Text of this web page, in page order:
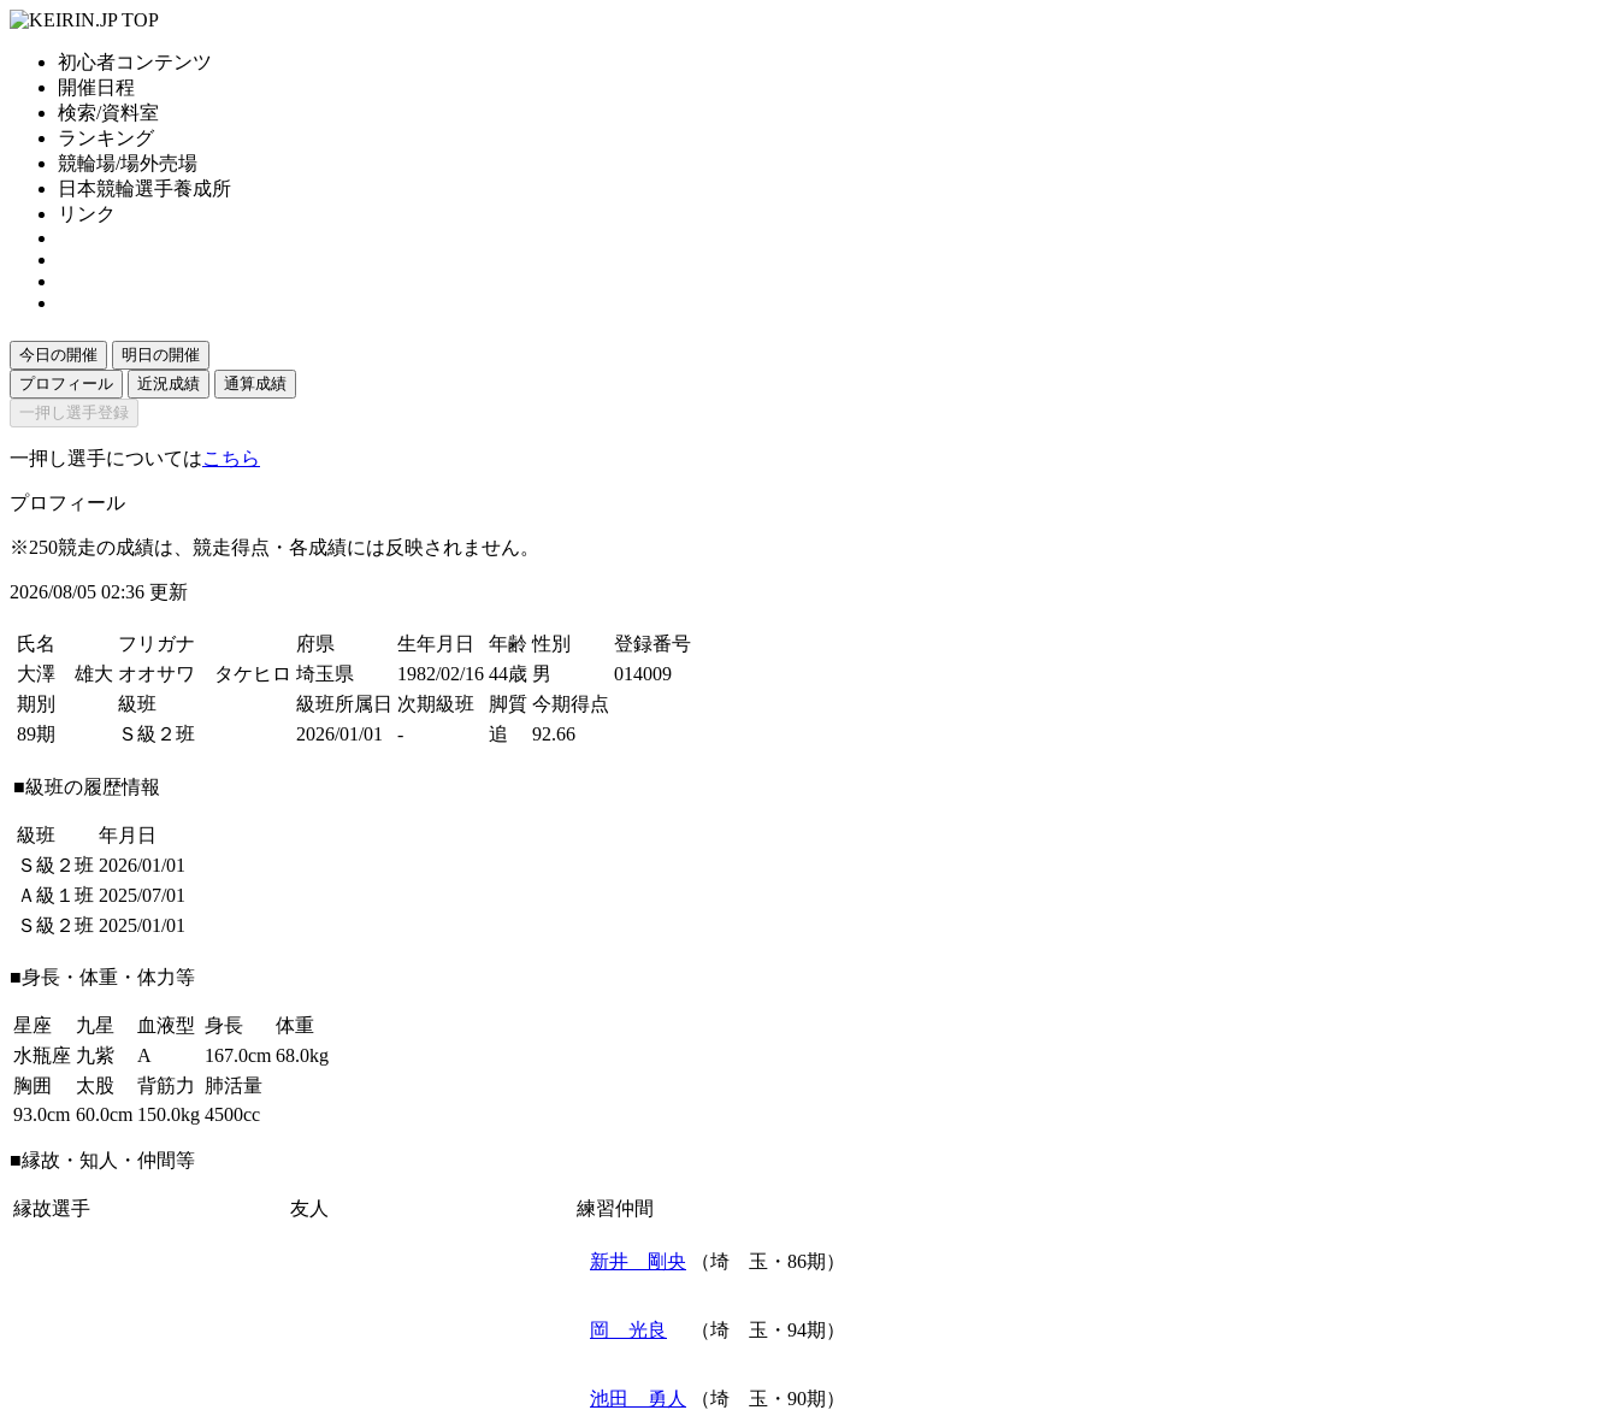
初心者コンテンツ
開催日程
検索/資料室
ランキング
競輪場/場外売場
日本競輪選手養成所
リンク
今日の開催
明日の開催
プロフィール
近況成績
通算成績
一押し選手登録
一押し選手についてはこちら
プロフィール
※250競走の成績は、競走得点・各成績には反映されません。
2026/08/05 02:36 更新
氏名 フリガナ 府県 生年月日 年齢 性別
登録番号
大澤 雄大 オオサワ タケヒロ 埼玉県 1982/02/16 44歳 男
014009
期別
級班 級班所属日 次期級班 脚質 今期得点
89期
Ｓ級２班 2026/01/01 - 追 92.66
■級班の履歴情報
級班
年月日
Ｓ級２班 2026/01/01
Ａ級１班 2025/07/01
Ｓ級２班 2025/01/01
■身長・体重・体力等
星座 九星 血液型 身長
体重
水瓶座 九紫 A 167.0cm 68.0kg
胸囲
太股 背筋力
肺活量
93.0cm 60.0cm 150.0kg 4500cc
■縁故・知人・仲間等
縁故選手 友人 練習仲間
新井 剛央 （埼 玉・86期）
岡 光良 （埼 玉・94期）
池田 勇人 （埼 玉・90期）